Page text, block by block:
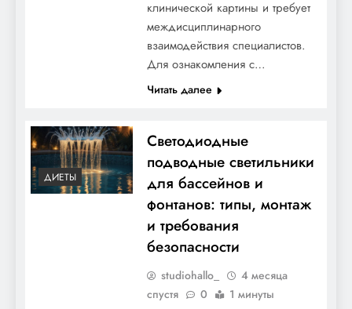
клинической картины и требует
междисциплинарного
взаимодействия специалистов.
Для ознакомления с…
Читать далее
ДИЕТЫ
Светодиодные
подводные светильники
для бассейнов и
фонтанов: типы, монтаж
и требования
безопасности
studiohallo_
4 месяца
спустя
0 1 минуты